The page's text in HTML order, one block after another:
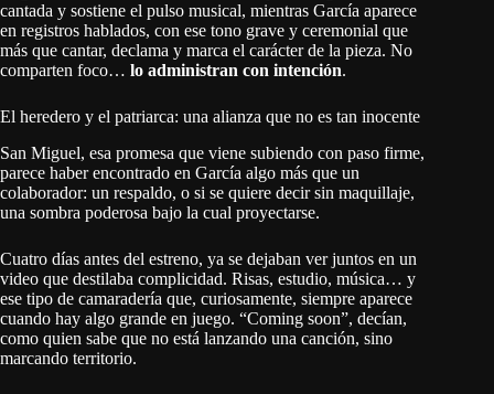
cantada y sostiene el pulso musical, mientras García aparece
en registros hablados, con ese tono grave y ceremonial que
más que cantar, declama y marca el carácter de la pieza. No
comparten foco… lo administran con intención.
El heredero y el patriarca: una alianza que no es tan inocente
San Miguel, esa promesa que viene subiendo con paso firme,
parece haber encontrado en García algo más que un
colaborador: un respaldo, o si se quiere decir sin maquillaje,
una sombra poderosa bajo la cual proyectarse.
Cuatro días antes del estreno, ya se dejaban ver juntos en un
video que destilaba complicidad. Risas, estudio, música… y
ese tipo de camaradería que, curiosamente, siempre aparece
cuando hay algo grande en juego. “Coming soon”, decían,
como quien sabe que no está lanzando una canción, sino
marcando territorio.